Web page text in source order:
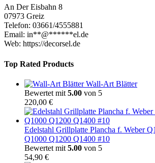
An Der Eisbahn 8
07973 Greiz
Telefon: 03661/4555881
Email: in**@******el.de
Web: https://decorsel.de
Top Rated Products
Wall-Art Blätter
Bewertet mit 5.00 von 5
220,00 €
Edelstahl Grillplatte Plancha f. Weber
Q1000 Q1200 Q1400 #10
Bewertet mit 5.00 von 5
54,90 €